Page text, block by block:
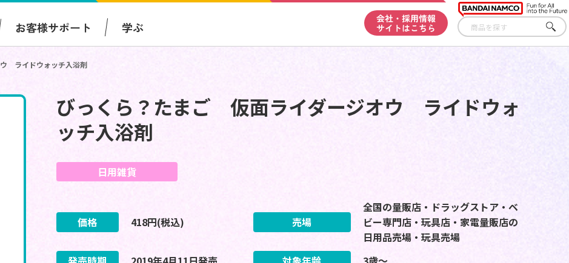
お客様サポート 学ぶ
会社・採用情報
サイトはこちら
さが
す
ライドウォッチ入浴剤
びっくら？たまご 仮面ライダージオウ ライドウォ
ッチ入浴剤
日用雑貨
価格 418円(税込) 売場
全国の量販店・ドラッグストア・ベ
ビー専門店・玩具店・家電量販店の
日用品売場・玩具売場